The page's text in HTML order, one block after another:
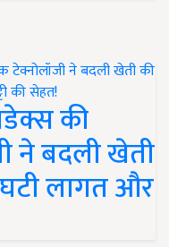
की
ने बदली खेती
लागत और